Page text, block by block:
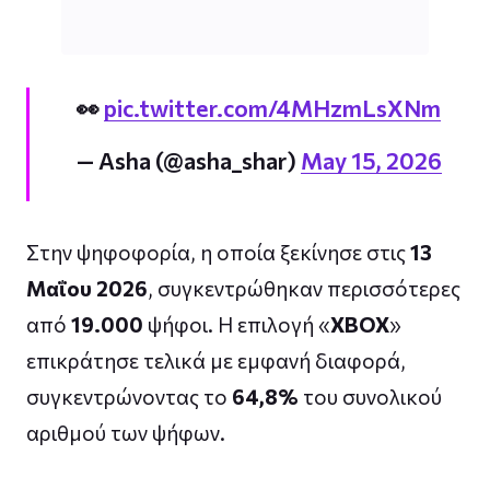
👀 pic.twitter.com/4MHzmLsXNm
— Asha (@asha_shar) May 15, 2026
Στην ψηφοφορία, η οποία ξεκίνησε στις13
Μαΐου 2026, συγκεντρώθηκαν περισσότερες
από 19.000 ψήφοι. Η επιλογή «XBOX»
επικράτησε τελικά με εμφανή διαφορά,
συγκεντρώνοντας το 64,8% του συνολικού
αριθμού των ψήφων.